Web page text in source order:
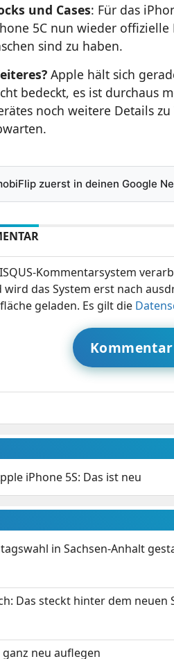
und Cases: Für das
5C nun wieder
sind zu haben.
Apple hält sich
bedeckt, es ist durchaus
noch weitere Details
zuerst in deinen Google
Kommentarsystem
wird das System erst nach
geladen. Es gilt die
iPhone 5S: Das ist neu
in Sachsen-Anhalt
Das steckt hinter dem
neu auflegen